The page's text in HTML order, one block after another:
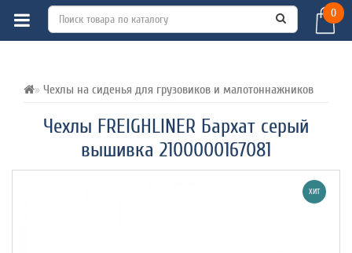
0
Чехлы на сиденья для грузовиков и малотоннажников
Чехлы FREIGHLINER Бархат серый
вышивка 2100000167081
ВСЕ О ТОВАРЕ ХАРАКТЕРИСТИКИ
ХИТ